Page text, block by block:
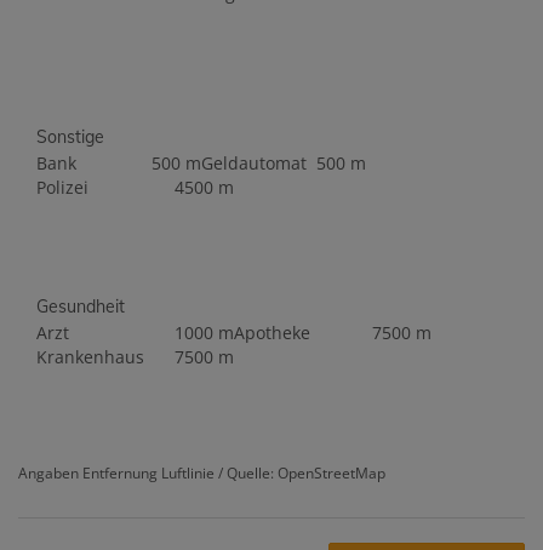
Sonstige
Bank 500 mGeldautomat 500 m
Polizei
4500 m
Gesundheit
Arzt 1000 mApotheke
7500 m
Krankenhaus
7500 m
Angaben Entfernung Luftlinie / Quelle: OpenStreetMap